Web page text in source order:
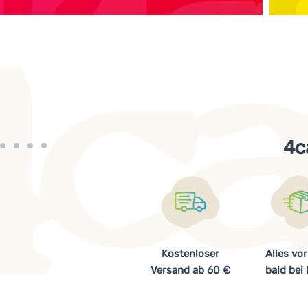
Kostenloser
Versand ab 60 €
Alles
bald bei